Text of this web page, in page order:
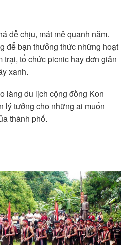
dễ chịu, mát mẻ quanh năm.
để bạn thưởng thức những hoạt
trại, tổ chức picnic hay đơn giản
xanh.
làng du lịch cộng đồng Kon
lý tưởng cho những ai muốn
thành phố.